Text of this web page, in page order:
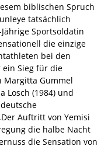
biblischen Spruch
tatsächlich
Sportsoldatin
die einzige
bei den
ein Sieg für die
Margitta Gummel
Losch (1984) und
Auftritt von Yemisi
die halbe Nacht
die Sensation von